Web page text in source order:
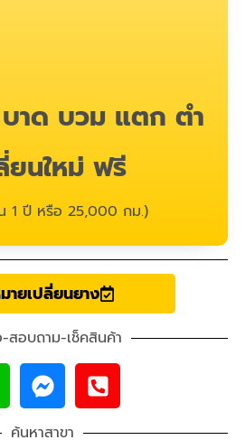
าด บวม แตก ตำ
ยนใหม่ ฟรี
1 ปี หรือ 25,000 กม.)
ายเปลี่ยนยาง
อบถาม-เช็คสินค้า
ค้นหาสาขา